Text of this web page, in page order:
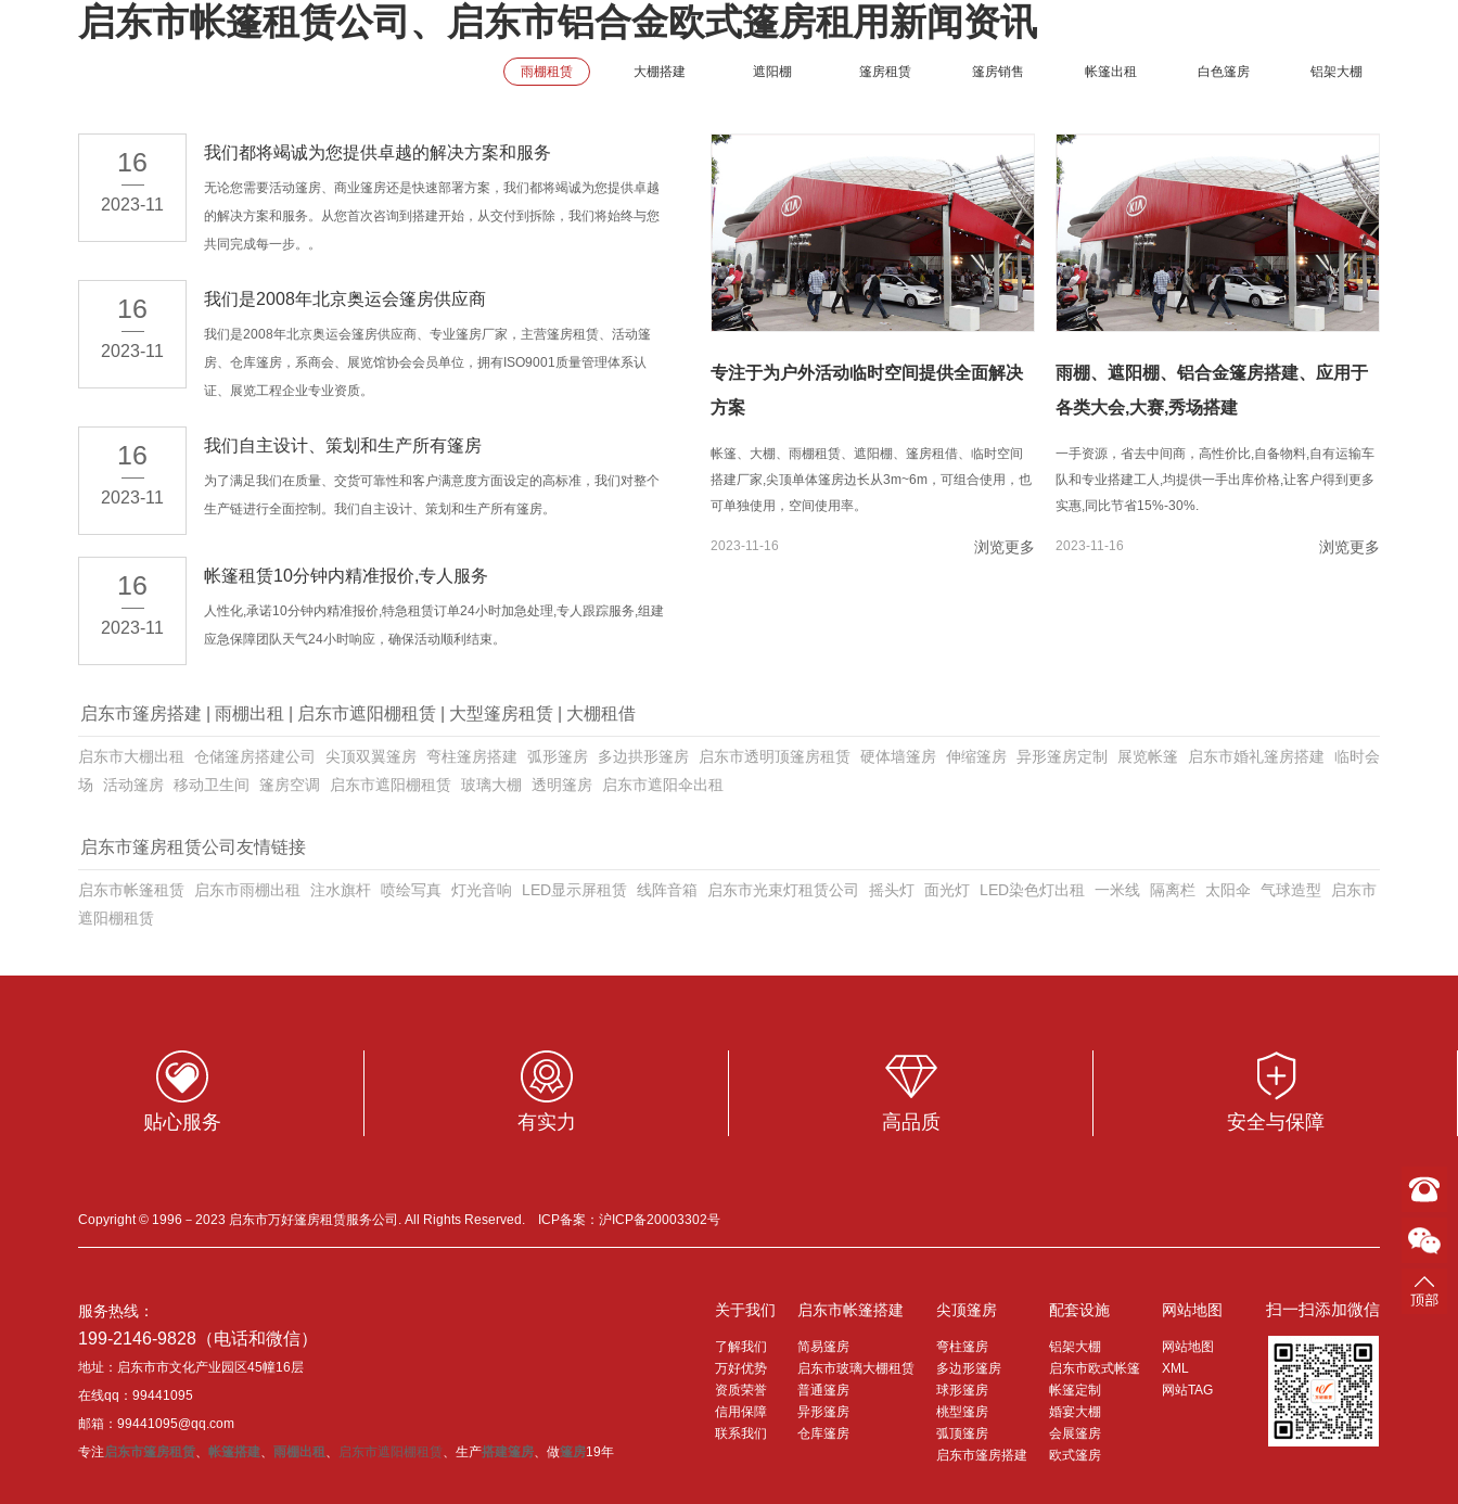
启东市帐篷租赁公司、启东市铝合金欧式篷房租用新闻资讯
雨棚租赁 大棚搭建 遮阳棚 篷房租赁 篷房销售 帐篷出租 白色篷房 铝架大棚
16
2023-11
我们都将竭诚为您提供卓越的解决方案和服务
无论您需要活动篷房、商业篷房还是快速部署方案，我们都将竭诚为您提供卓越
的解决方案和服务。从您首次咨询到搭建开始，从交付到拆除，我们将始终与您
共同完成每一步。。
16
2023-11
我们是2008年北京奥运会篷房供应商
我们是2008年北京奥运会篷房供应商、专业篷房厂家，主营篷房租赁、活动篷
房、仓库篷房，系商会、展览馆协会会员单位，拥有ISO9001质量管理体系认
证、展览工程企业专业资质。
16
2023-11
我们自主设计、策划和生产所有篷房
为了满足我们在质量、交货可靠性和客户满意度方面设定的高标准，我们对整个
生产链进行全面控制。我们自主设计、策划和生产所有篷房。
16
2023-11
帐篷租赁10分钟内精准报价,专人服务
人性化,承诺10分钟内精准报价,特急租赁订单24小时加急处理,专人跟踪服务,组建
应急保障团队天气24小时响应，确保活动顺利结束。
专注于为户外活动临时空间提供全面解决
方案
帐篷、大棚、雨棚租赁、遮阳棚、篷房租借、临时空间
搭建厂家,尖顶单体篷房边长从3m~6m，可组合使用，也
可单独使用，空间使用率。
2023-11-16 浏览更多
雨棚、遮阳棚、铝合金篷房搭建、应用于
各类大会,大赛,秀场搭建
一手资源，省去中间商，高性价比,自备物料,自有运输车
队和专业搭建工人,均提供一手出库价格,让客户得到更多
实惠,同比节省15%-30%.
2023-11-16 浏览更多
启东市篷房搭建 雨棚出租 启东市遮阳棚租赁 大型篷房租赁 大棚租借
启东市大棚出租 仓储篷房搭建公司 尖顶双翼篷房 弯柱篷房搭建 弧形篷房 多边拱形篷房 启东市透明顶篷房租赁 硬体墙篷房 伸缩篷房 异形篷房定制 展览帐篷 启东市婚礼篷房搭建
临时会
场
活动篷房 移动卫生间 篷房空调 启东市遮阳棚租赁 玻璃大棚 透明篷房 启东市遮阳伞出租
启东市篷房租赁公司友情链接
启东市帐篷租赁 启东市雨棚出租 注水旗杆 喷绘写真 灯光音响 LED显示屏租赁 线阵音箱 启东市光束灯租赁公司 摇头灯 面光灯 LED染色灯出租 一米线 隔离栏 太阳伞 气球造型
启东市
遮阳棚租赁
贴心服务 有实力 高品质 安全与保障
Copyright © 1996－2023 启东市万好篷房租赁服务公司. All Rights Reserved. ICP备案： 沪ICP备20003302号
服务热线：
199-2146-9828（电话和微信）
地址：启东市市文化产业园区45幢16层
在线qq：99441095
邮箱：99441095@qq.com
专注启东市篷房租赁、 帐篷搭建、 雨棚出租 、 启东市遮阳棚租赁、生产搭建篷房、做篷房19年
关于我们
了解我们
万好优势
资质荣誉
信用保障
联系我们
启东市帐篷搭建
简易篷房
启东市玻璃大棚租赁
普通篷房
异形篷房
仓库篷房
尖顶篷房
弯柱篷房
多边形篷房
球形篷房
桃型篷房
弧顶篷房
启东市篷房搭建
配套设施
铝架大棚
启东市欧式帐篷
帐篷定制
婚宴大棚
会展篷房
欧式篷房
网站地图
网站地图
XML
网站TAG
扫一扫添加微信